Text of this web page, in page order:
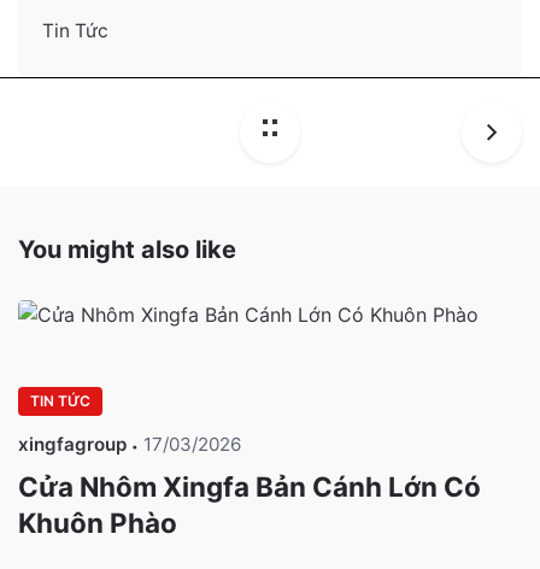
Tin Tức
You might also like
TIN TỨC
xingfagroup 17/03/2026
Cửa Nhôm Xingfa Bản Cánh Lớn Có
Khuôn Phào